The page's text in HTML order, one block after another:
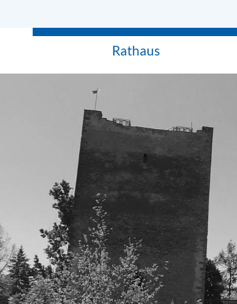
Rathaus